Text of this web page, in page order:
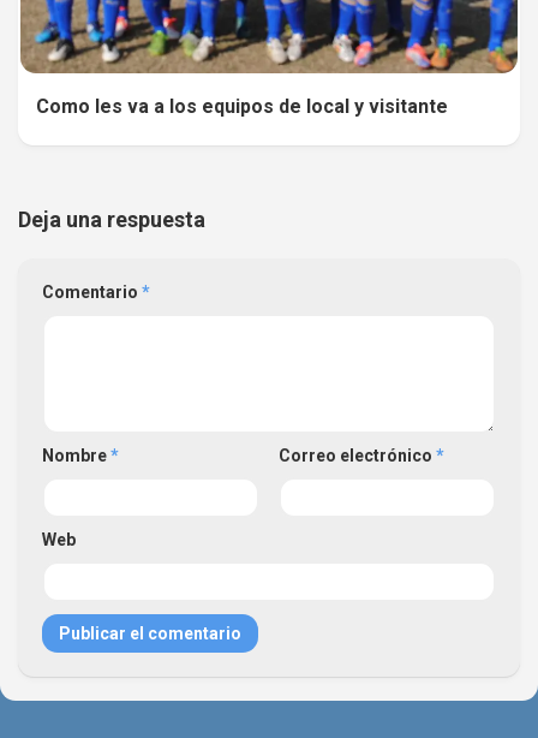
Como les va a los equipos de local y visitante
Deja una respuesta
Comentario *
Nombre* Correo electrónico *
Web